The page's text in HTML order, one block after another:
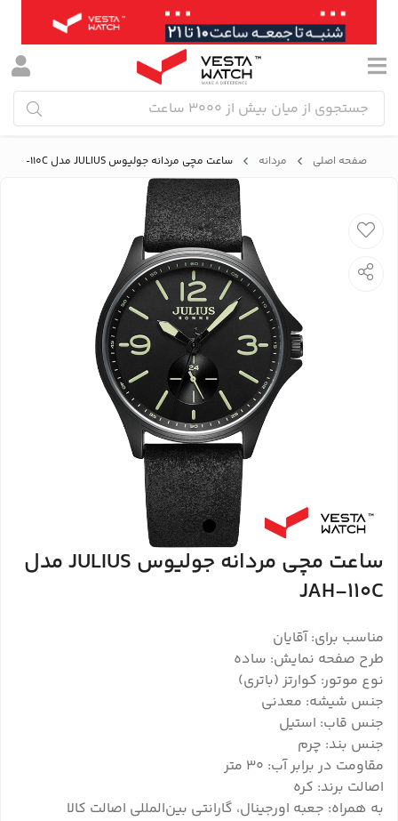
صفحه اصلی مردانه ساعت مچی مردانه جولیوس JULIUS مدل JAH-110C
ساعت مچی مردانه جولیوس JULIUS مدل
JAH-110C
مناسب برای: آقایان
طرح صفحه نمایش: ساده
نوع موتور: کوارتز (باتری)
جنس شیشه: معدنی
جنس قاب: استیل
جنس بند: چرم
مقاومت در برابر آب: 30 متر
اصالت برند: کره
به همراه: جعبه اورجینال، گارانتی بین‌المللی اصالت کالا